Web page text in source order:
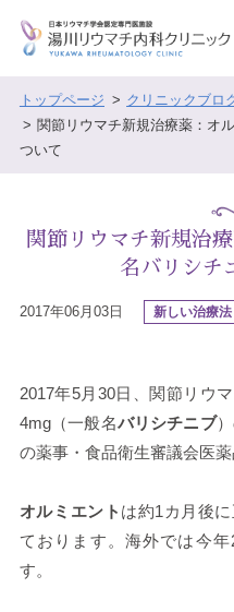
トップページ クリニックブロ
関節リウマチ新規治療薬：オ
ついて
関節リウマチ新規治
名バリシチ
2017年06月03日 新しい治療法
2017年5月30日、関節リウ
4mg（一般名バリシチニブ
の薬事・食品衛生審議会医
オルミエント は約1カ月後
ております。海外では今
す。